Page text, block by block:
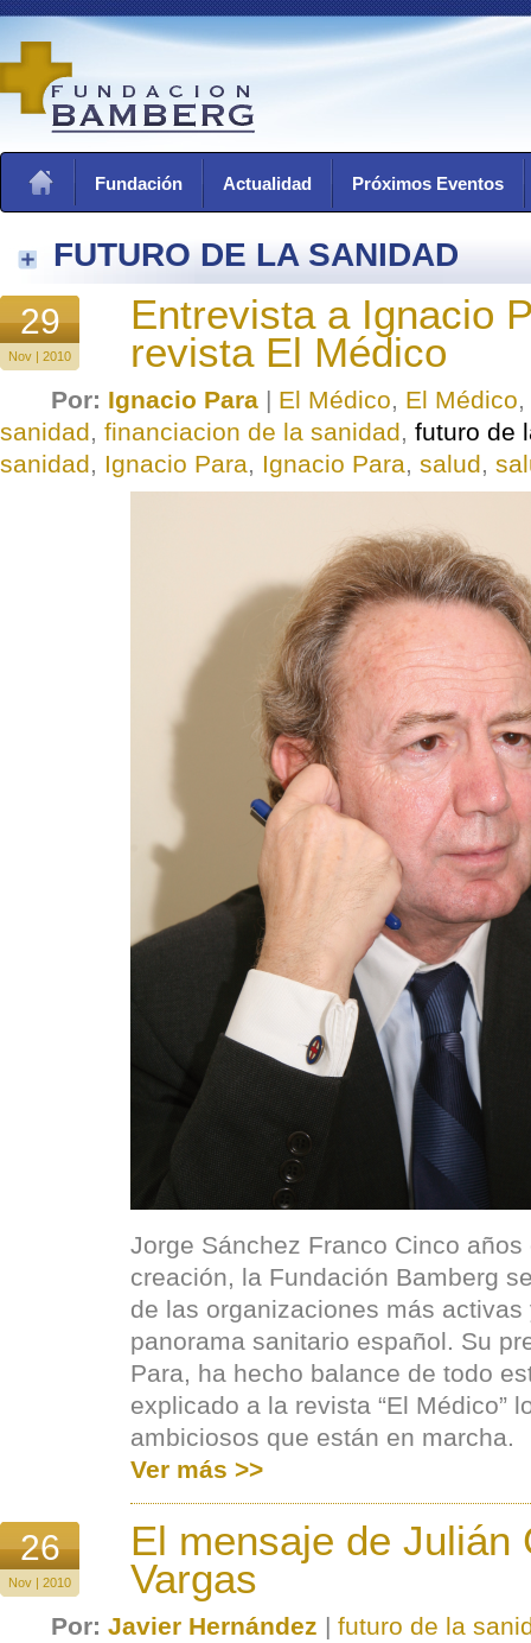
Fundación Actualidad Próximos Eventos
FUTURO DE LA SANIDAD
29
Nov | 2010
Entrevista a Ignacio
revista El Médico
Por: Ignacio Para | El Médico, El Médico,
sanidad, financiacion de la sanidad, futuro de
sanidad, Ignacio Para, Ignacio Para, salud,
Jorge Sánchez Franco Cinco
creación, la Fundación Bamberg
de las organizaciones más
panorama sanitario español. Su
Para, ha hecho balance de todo
explicado a la revista “El Médico”
ambiciosos que están en marcha.
Ver más >>
26
Nov | 2010
El mensaje de Julián
Vargas
Por: Javier Hernández | futuro de la